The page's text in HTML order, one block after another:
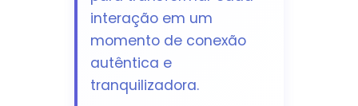
interação em um
momento de conexão
autêntica e
tranquilizadora.